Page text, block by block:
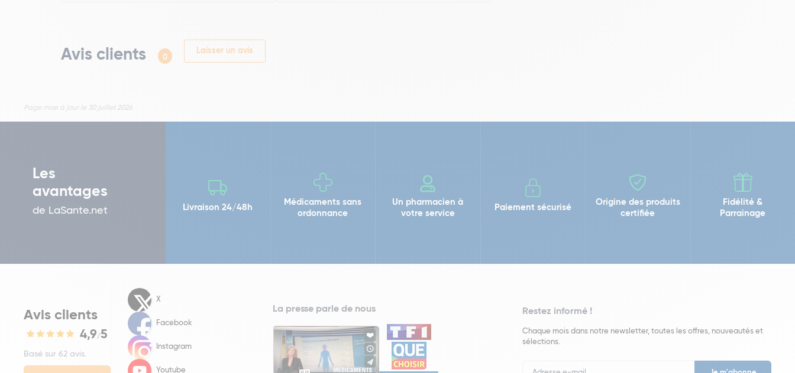
Avis clients 0
Laisser un avis
Page mise à jour le 30 juillet 2026
Les
avantages
de LaSante.net Livraison 24/48h
Médicaments sans
ordonnance
Un pharmacien à
votre service
Paiement sécurisé
Origine des produits
certifiée
Fidélité &
Parrainage
Avis clients
4,9/5
Basé sur 62 avis.
X
Facebook
Instagram
Youtube
La presse parle de nous Restez informé !
Chaque mois dans notre newsletter, toutes les offres, nouveautés et
sélections.
Newsletter